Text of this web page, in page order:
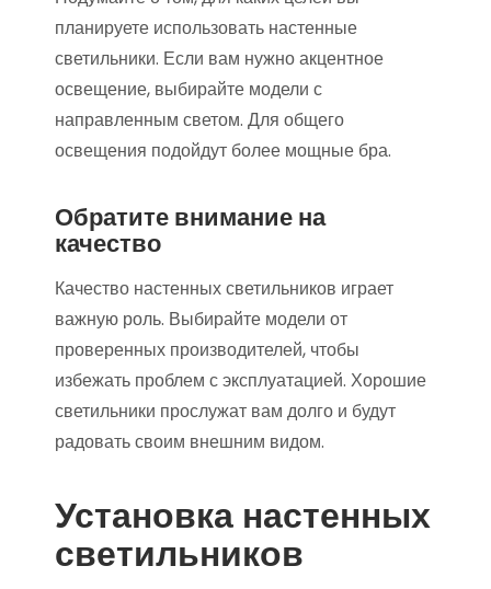
планируете использовать настенные
светильники. Если вам нужно акцентное
освещение, выбирайте модели с
направленным светом. Для общего
освещения подойдут более мощные бра.
Обратите внимание на
качество
Качество настенных светильников играет
важную роль. Выбирайте модели от
проверенных производителей, чтобы
избежать проблем с эксплуатацией. Хорошие
светильники прослужат вам долго и будут
радовать своим внешним видом.
Установка настенных
светильников